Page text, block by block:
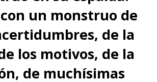
un monstruo de
de la
los motivos, de la
de muchísimas